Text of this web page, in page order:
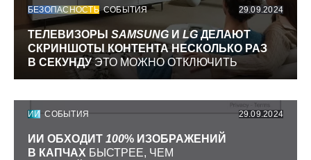
БЕЗОПАСНОСТЬ СОБЫТИЯ 29.09.2024
ТЕЛЕВИЗОРЫ SAMSUNG И LGДЕЛАЮТ
СКРИНШОТЫ КОНТЕНТА НЕСКОЛЬКО РАЗ
В СЕКУНДУЭТО МОЖНО ОТКЛЮЧИТЬ
ИИ СОБЫТИЯ 29.09.2024
ИИ ОБХОДИТ 100% ИЗОБРАЖЕНИЙ
В КАПЧАХ БЫСТРЕЕ, ЧЕМ